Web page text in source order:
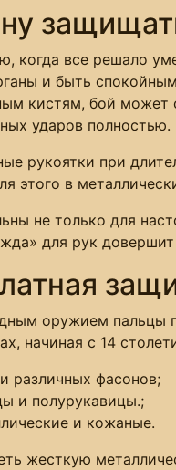
когда все решало
и быть
кистям, бой может
ударов полностью.
рукоятки при
этого в
не только для
для рук
оружием пальцы
начиная с 14
различных фасонов;
и полурукавицы.;
и кожаные.
жесткую